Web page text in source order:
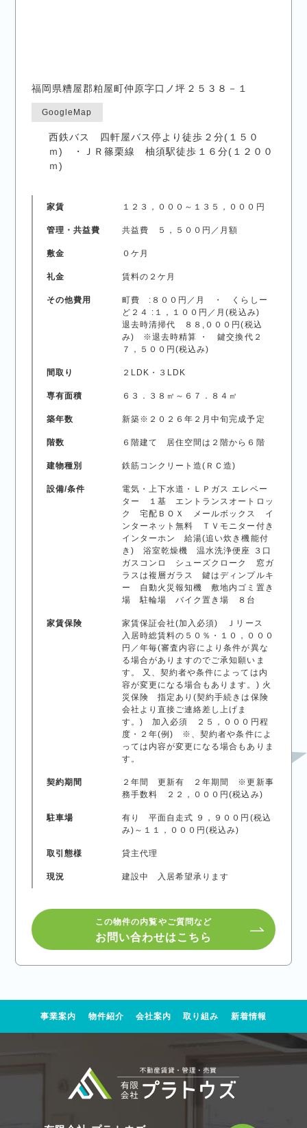
福岡県糟屋郡粕屋町仲原字口ノ坪２５３８－１
GoogleMap
西鉄バス 四軒屋バス停より徒歩２分(１５０
ｍ) ・ＪＲ篠栗線 柚須駅徒歩１６分(１２００
ｍ)
家賃 １２３，０００～１３５，０００円
管理・共益費 共益費 ５，５００円／月額
敷金 ０ケ月
礼金 賃料の２ケ月
その他費用
町費 :８００円／月 ・ くらしー
ど２４ :１，１００円／月(税込み)
退去時清掃代 ８８,０００円(税込
み) ※退去時精算 ・ 鍵交換代２
７，５００円(税込み)
間取り ２LDK・３LDK
専有面積 ６３．３８㎡～６７．８４㎡
築年数 新築※２０２６年２月中旬完成予定
階数 ６階建て 居住空間は２階から６階
建物種別 鉄筋コンクリート造(ＲＣ造)
設備/条件
電気・上下水道・ＬＰガス エレベー
ター １基 エントランスオートロッ
ク 宅配ＢＯＸ メールボックス イ
ンターネット無料 ＴＶモニター付き
インターホン 給湯(追い炊き機能付
き) 浴室乾燥機 温水洗浄便座 ３口
ガスコンロ シューズクローク 窓ガ
ラスは複層ガラス 鍵はディンプルキ
ー 自動火災報知機 敷地内ゴミ置き
場 駐輪場 バイク置き場 ８台
家賃保険
家賃保証会社(加入必須) Ｊリース
入居時総賃料の５０％・１０，０００
円／年毎(審査内容により条件が異な
る場合がありますのでご承知願いま
す。 又、契約者や条件によっては内
容が変更になる場合もあります。) 火
災保険 指定あり(契約手続きは保険
会社より直接ご連絡差し上げま
す。) 加入必須 ２５，０００円程
度・２年(例) ※、契約者や条件によ
っては内容が変更になる場合もありま
す。
契約期間
２年間 更新有 ２年期間 ※更新事
務手数料 ２２，０００円(税込み)
駐車場
有り 平面自走式 ９，９００円(税込
み)～１１，０００円(税込み)
取引態様 貸主代理
現況 建設中 入居希望承ります
この物件の内覧やご質問など
お問い合わせはこちら
事業案内 物件紹介 会社案内 取り組み 新着情報